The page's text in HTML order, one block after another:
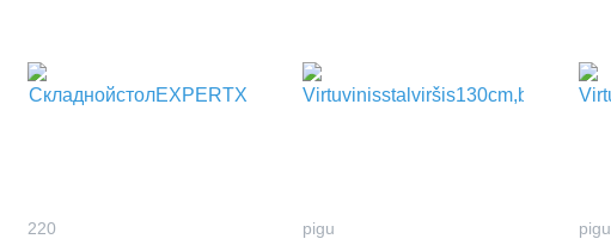
220 pigu pigu